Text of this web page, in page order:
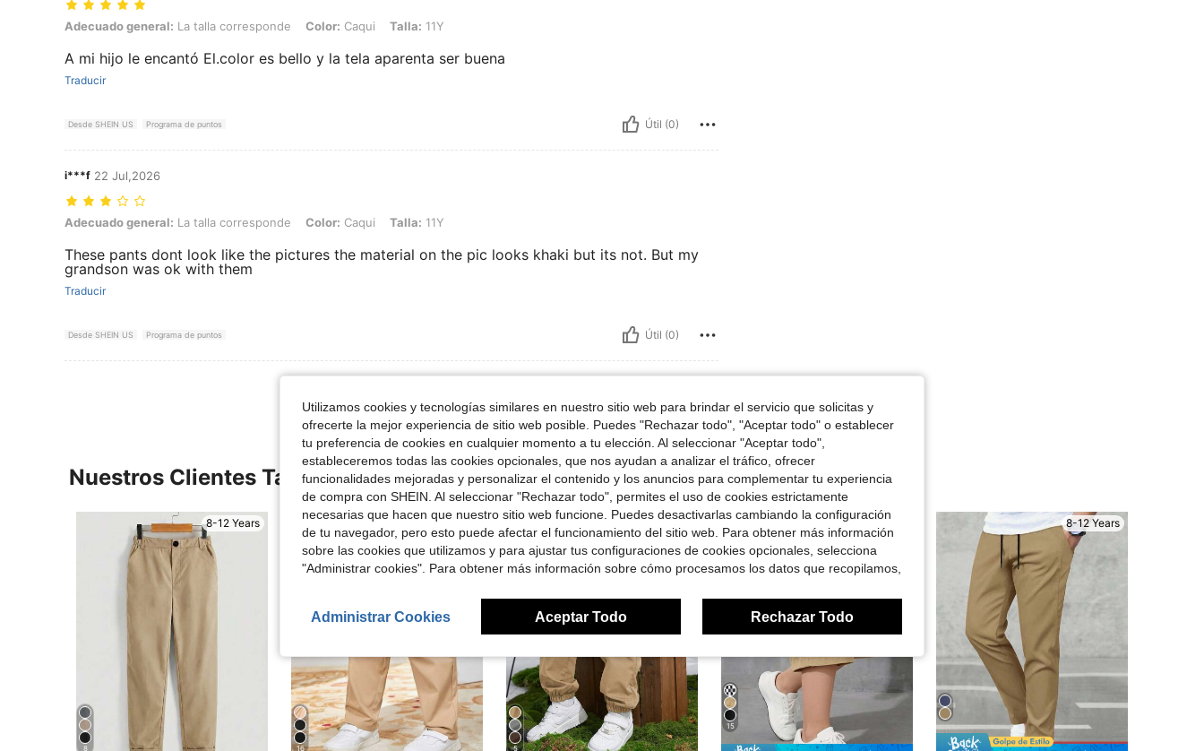
Adecuado general: La talla corresponde, Color: Caqui, Talla: 11Y
Adecuado general: La talla corresponde Color: Caqui Talla: 11Y
A mi hijo le encantó El.color es bello y la tela aparenta ser buena
Traducir
Desde SHEIN US Programa de puntos Útil (0)
i***f 22 Jul,2026
Adecuado general: La talla corresponde, Color: Caqui, Talla: 11Y
Adecuado general: La talla corresponde Color: Caqui Talla: 11Y
These pants dont look like the pictures the material on the pic looks khaki but its not. But my
grandson was ok with them
Traducir
Desde SHEIN US Programa de puntos Útil (0)
Nuestros Clientes También Vieron
8-12 Years
8
8-12 Years
16
8-12 Years
5
8-12 Years
15
8-12 Years
Utilizamos cookies y tecnologías similares en nuestro sitio web para brindar el servicio que solicitas y
ofrecerte la mejor experiencia de sitio web posible. Puedes "Rechazar todo", "Aceptar todo" o establecer
tu preferencia de cookies en cualquier momento a tu elección. Al seleccionar "Aceptar todo",
estableceremos todas las cookies opcionales, que nos ayudan a analizar el tráfico, ofrecer
funcionalidades mejoradas y personalizar el contenido y los anuncios para complementar tu experiencia
de compra con SHEIN. Al seleccionar "Rechazar todo", permites el uso de cookies estrictamente
necesarias que hacen que nuestro sitio web funcione. Puedes desactivarlas cambiando la configuración
de tu navegador, pero esto puede afectar el funcionamiento del sitio web. Para obtener más información
sobre las cookies que utilizamos y para ajustar tus configuraciones de cookies opcionales, selecciona
"Administrar cookies". Para obtener más información sobre cómo procesamos los datos que recopilamos,
Administrar Cookies Aceptar Todo Rechazar Todo